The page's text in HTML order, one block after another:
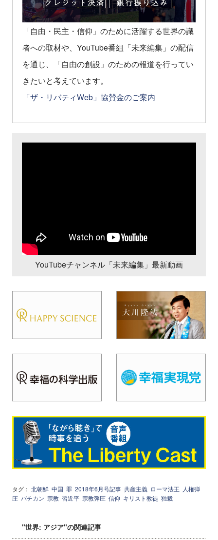
「自由・民主・信仰」のために活躍する世界の識
者への取材や、YouTube番組「未来編集」の配信
を通じ、「自由の創設」のための報道を行ってい
きたいと考えています。
「ザ・リバティWeb」協賛金のご案内
YouTubeチャンネル「未来編集」最新動画
タグ： 北朝鮮 中国 罪 2018年6月号記事 共産主義 ローマ法王 人権弾
圧 バチカン 宗教 習近平 宗教弾圧 信仰 キリスト教徒 独裁
"世界: アジア"の関連記事